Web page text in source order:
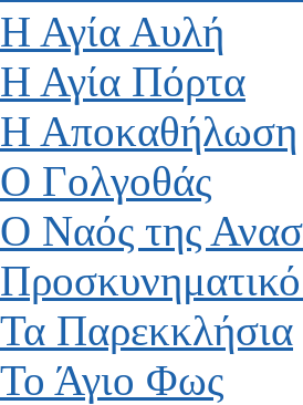
Η Αγία Αυλή
Η Αγία Πόρτα
Η Αποκαθήλωση
Ο Γολγοθάς
Ο Ναός της
Τα Παρεκκλήσια
Το Άγιο Φως